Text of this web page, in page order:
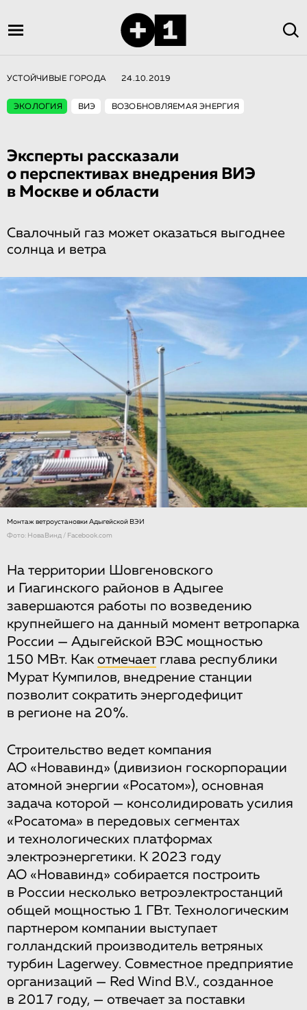
УСТОЙЧИВЫЕ ГОРОДА 24.10.2019
ЭКОЛОГИЯ ВИЭ ВОЗОБНОВЛЯЕМАЯ ЭНЕРГИЯ
Эксперты рассказали
о перспективах внедрения ВИЭ
в Москве и области
Свалочный газ может оказаться выгоднее
солнца и ветра
Монтаж ветроустановки Адыгейской ВЭИ
Фото: НоваВинд / Facebook.com
На территории Шовгеновского
и Гиагинского районов в Адыгее
завершаются работы по возведению
крупнейшего на данный момент ветропарка
России — Адыгейской ВЭС мощностью
150 МВт. Как отмечает глава республики
Мурат Кумпилов, внедрение станции
позволит сократить энергодефицит
в регионе на 20 %.
Строительство ведет компания
АО «Новавинд» (дивизион госкорпорации
атомной энергии «Росатом»), основная
задача которой — консолидировать усилия
«Росатома» в передовых сегментах
и технологических платформах
электроэнергетики. К 2023 году
АО «Новавинд» собирается построить
в России несколько ветроэлектростанций
общей мощностью 1 ГВт. Технологическим
партнером компании выступает
голландский производитель ветряных
турбин Lagerwey. Совместное предприятие
организаций — Red Wind B.V., созданное
в 2017 году, — отвечает за поставки